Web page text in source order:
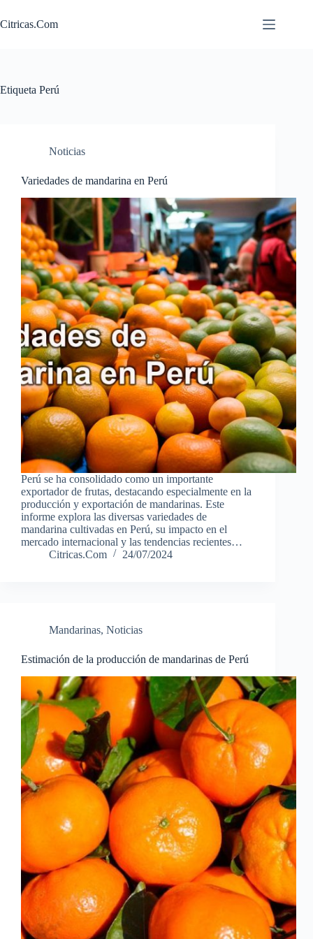
al
contenido
Citricas.Com
Etiqueta Perú
Noticias
Variedades de mandarina en Perú
Perú se ha consolidado como un importante
exportador de frutas, destacando especialmente en la
producción y exportación de mandarinas. Este
informe explora las diversas variedades de
mandarina cultivadas en Perú, su impacto en el
mercado internacional y las tendencias recientes…
Citricas.Com
24/07/2024
Mandarinas, Noticias
Estimación de la producción de mandarinas de Perú